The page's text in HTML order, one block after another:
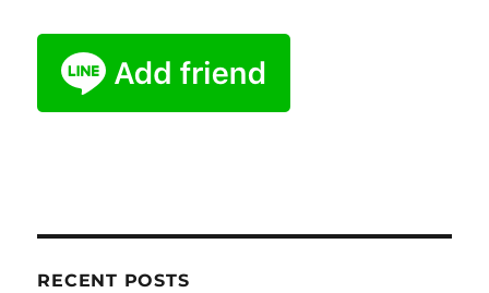
RECENT POSTS